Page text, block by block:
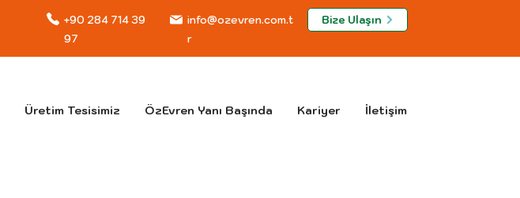
+90 284 714 39
97
Bize Ulaşın
info@ozevren.com.t
r
Üretim Tesisimiz ÖzEvren Yanı Başında Kariyer İletişim